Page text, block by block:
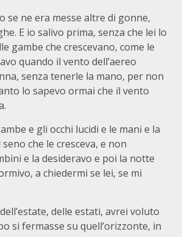
se ne era messe altre di gonne,
E io salivo prima, senza che lei lo
gambe che crescevano, come le
quando il vento dell’aereo
senza tenerle la mano, per non
lo sapevo ormai che il vento
e gli occhi lucidi e le mani e la
che le cresceva, e non
e la desideravo e poi la notte
a chiedermi se lei, se mi
delle estati, avrei voluto
si fermasse su quell’orizzonte, in